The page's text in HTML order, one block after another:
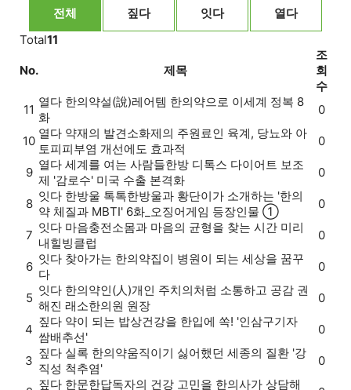
전체 짚다 잇다 열다
Total11
No. 제목
조
회
수
11
열다 한의약설(說)레어템 한의약으로 이세계 정복 8
화
0
10
열다 약재의 발견소화제의 주원료인 육계, 당뇨와 아
토피피부염 개선에도 효과적
0
9
열다 세계를 여는 사람들한방 디톡스 다이어트 보조
제 '감로수' 미국 수출 본격화
0
8
잇다 한방울 톡톡한방울과 황단이가 소개하는 '한의
약 체질과 MBTI' 6화_오징어게임 등장인물 ①
0
7
잇다 마음충전소몸과 마음의 균형을 찾는 시간 미리
내힐빙클럽
0
6
잇다 찾아가는 한의약집이 병원이 되는 세상을 꿈꾸
다
0
5
잇다 한의약인(人)개인 주치의처럼 소통하고 공감 권
해진 래소한의원 원장
0
4
짚다 약이 되는 밥상건강을 한입에 쏙! '인삼구기자
쌈배추선'
0
3
짚다 실록 한의약움직이기 싫어했던 세종의 질환 '강
직성 척추염'
0
짚다 한문한답독자의 건강 고민을 한의사가 상담해